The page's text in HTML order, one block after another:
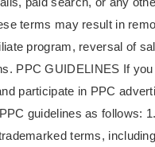
terms may result in
program, reversal of
PPC GUIDELINES If
participate in PPC
guidelines as follows:
terms,